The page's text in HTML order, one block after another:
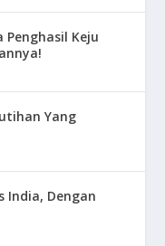
Keju
Yang
India, Dengan